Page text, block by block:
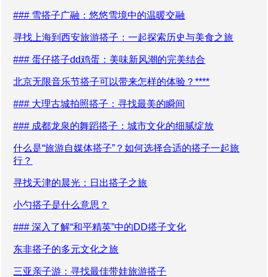
### 雪搭子广融：悠悠雪境中的温暖交融
寻找上海到西安旅游搭子：一起探索历史与美食之旅
### 蛋仔搭子dd鸡蛋：美味新风潮的完美结合
北京无限音乐节搭子可以带来怎样的体验？****
### 大理古城拍照搭子：寻找最美的瞬间
### 成都龙泉的舞蹈搭子：城市文化的细腻绽放
什么是“旅游自媒体搭子”？如何选择合适的搭子一起旅
行？
寻找天津的晨光：日出搭子之旅
小勺搭子是什么意思？
### 深入了解“和平精英”中的DD搭子文化
东非搭子的多元文化之旅
三亚亲子游：寻找最佳带娃旅游搭子